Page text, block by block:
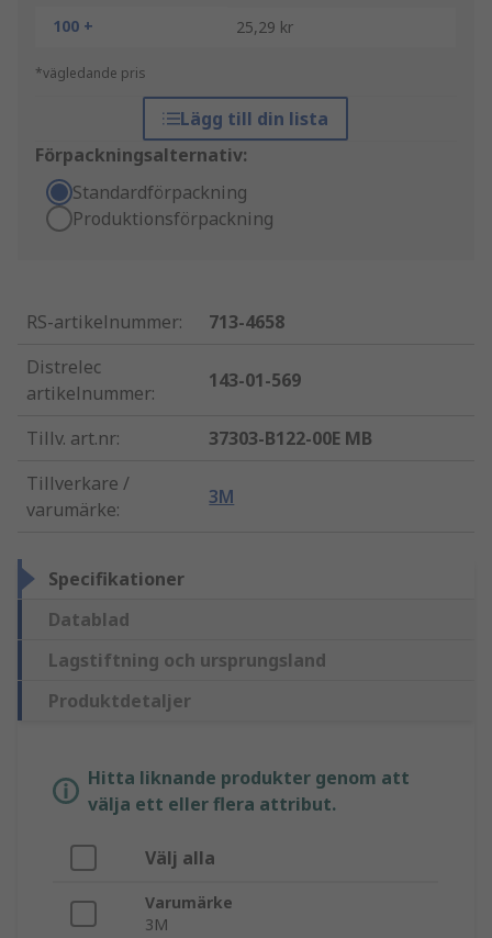
100 +
25,29 kr
*vägledande pris
Lägg till din lista
Förpackningsalternativ:
Standardförpackning
Produktionsförpackning
RS-artikelnummer:
713-4658
Distrelec
artikelnummer:
143-01-569
Tillv. art.nr:
37303-B122-00E MB
Tillverkare /
varumärke:
3M
Specifikationer
Datablad
Lagstiftning och ursprungsland
Produktdetaljer
Hitta liknande produkter genom att
välja ett eller flera attribut.
Välj alla
Varumärke
3M